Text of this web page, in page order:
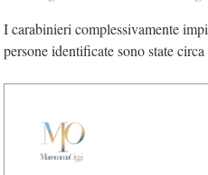
I carabinieri complessivamente
persone identificate sono state circa